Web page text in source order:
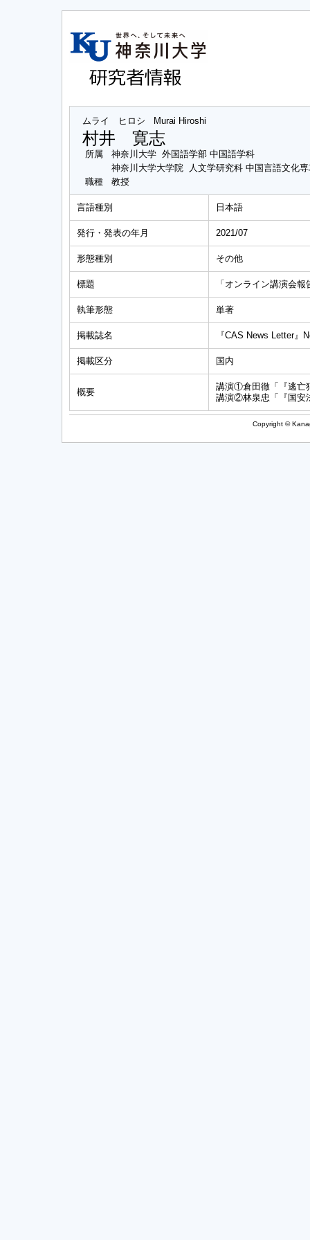
ムライ ヒロシ Murai Hiroshi
村井 寛志
所属
神奈川大学 外国語学部 中国語学科
神奈川大学大学院 人文学研究科 中国言語文化
職種
教授
言語種別 日本語
発行・発表の年月 2021/07
形態種別 その他
標題 「オンライン講演会
執筆形態 単著
掲載誌名 『CAS News Letter』
掲載区分 国内
概要
講演①倉田徹「『逃亡
講演②林泉忠「『国安
Copyright ©